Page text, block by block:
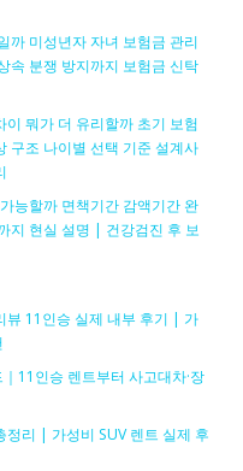
까 미성년자 자녀 보험금 관리
속 분쟁 방지까지 보험금 신탁
뭐가 더 유리할까 초기 보험
구조 나이별 선택 기준 설계사
능할까 면책기간 감액기간 완
지 현실 설명 | 건강검진 후 보
뷰 11인승 실제 내부 후기 | 가
11인승 렌트부터 사고대차·장
리 | 가성비 SUV 렌트 실제 후